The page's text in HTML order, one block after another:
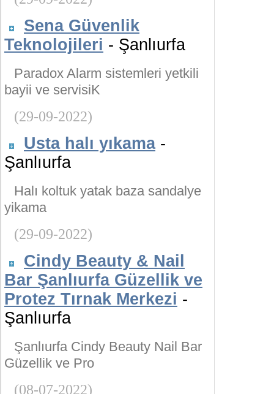
Sena Güvenlik
Teknolojileri - Şanlıurfa
Paradox Alarm sistemleri yetkili
bayii ve servisiK
(29-09-2022)
Usta halı yıkama-
Şanlıurfa
Halı koltuk yatak baza sandalye
yikama
(29-09-2022)
Cindy Beauty & Nail
Bar Şanlıurfa Güzellik ve
Protez Tırnak Merkezi -
Şanlıurfa
Şanlıurfa Cindy Beauty Nail Bar
Güzellik ve Pro
(08-07-2022)